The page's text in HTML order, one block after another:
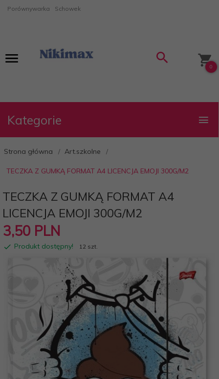
Porównywarka Schowek
0
Kategorie
Strona główna Art.szkolne
TECZKA Z GUMKĄ FORMAT A4 LICENCJA EMOJI 300G/M2
TECZKA Z GUMKĄ FORMAT A4
LICENCJA EMOJI 300G/M2
3,50 PLN
Produkt dostępny! 12 szt.